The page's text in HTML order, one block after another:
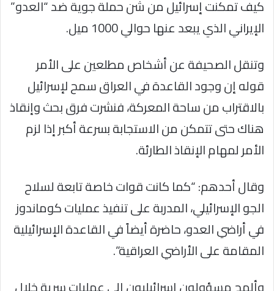
كيف تمكنت إسرائيل من شن حملة جوية ضد “العدو”
الإيراني الذي يبعد عنها حوالي 1000 ميل.
وتنقل الصحيفة عن أشخاص مطلعين على الأمر
قوله إن وجود القاعدة في العراق سمح لإسرائيل
بالاقتراب من ساحة المعركة، فنشرت فرق بحث وإنقاذ
هناك حتى تتمكن من الاستجابة بسرعة أكبر إذا لزم
الأمر لمهام الإنقاذ الطارئة.
وقال أحدهم: “كما كانت قوات خاصة تابعة لسلاح
الجو الإسرائيلي، المدربة على تنفيذ عمليات كوماندوز
في أراضي العدو، حاضرة أيضاً في القاعدة الإسرائيلية
المقامة على الأراضي العراقية”.